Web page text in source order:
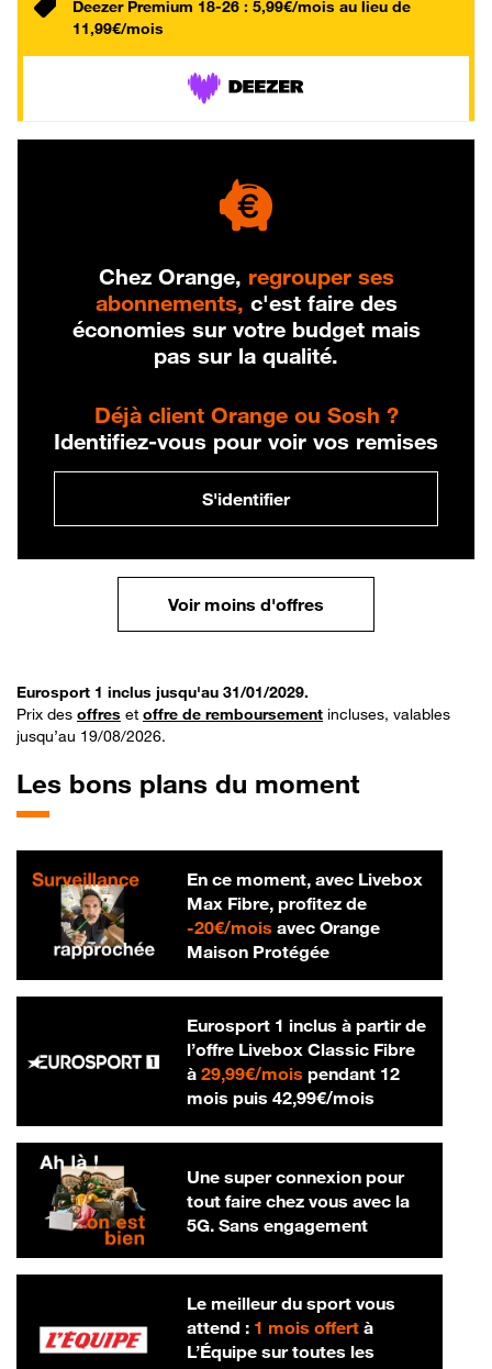
Deezer Premium 18-26 : 5,99€/mois au lieu de
11,99€/mois
Chez Orange, regrouper ses
abonnements, c'est faire des
économies sur votre budget mais
pas sur la qualité.
Déjà client Orange ou Sosh ?
Identifiez-vous pour voir vos remises
S'identifier
Voir moins d'offres
Eurosport 1 inclus jusqu'au 31/01/2029.
Prix des offres et offre de remboursement incluses, valables
jusqu’au 19/08/2026.
Les bons plans du moment
En ce moment, avec Livebox
Max Fibre, profitez de
-20€/mois20 € par mois
avec Orange
Maison Protégée
Eurosport 1 inclus à partir de
l’offre Livebox Classic Fibre
à 29,99€/mois29,99 € par mois
pendant 12
mois puis 42,99€/mois42,99 € par
Une super connexion pour
tout faire chez vous avec la
5G. Sans engagement
Le meilleur du sport vous
attend : 1 mois offertà
L’Équipe sur toutes les